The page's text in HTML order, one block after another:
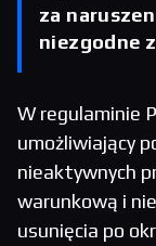
za
niezgodne
W regulaminie
umożliwiający
nieaktywnych
warunkową i
usunięcia po